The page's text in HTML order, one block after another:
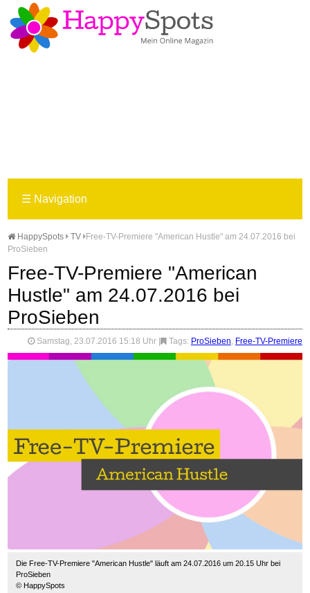
☰ Navigation
HappySpots TV
Free-TV-Premiere "American Hustle" am 24.07.2016 bei
ProSieben
Free-TV-Premiere "American
Hustle" am 24.07.2016 bei
ProSieben
Samstag, 23.07.2016 15:18 Uhr Tags: ProSieben, Free-TV-Premiere
Die Free-TV-Premiere "American Hustle" läuft am 24.07.2016 um 20.15 Uhr bei
ProSieben
© HappySpots